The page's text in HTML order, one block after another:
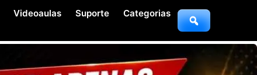
Videoaulas Suporte Categorias